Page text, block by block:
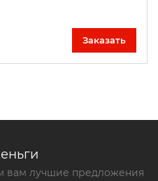
Заказать
лучшие предложения